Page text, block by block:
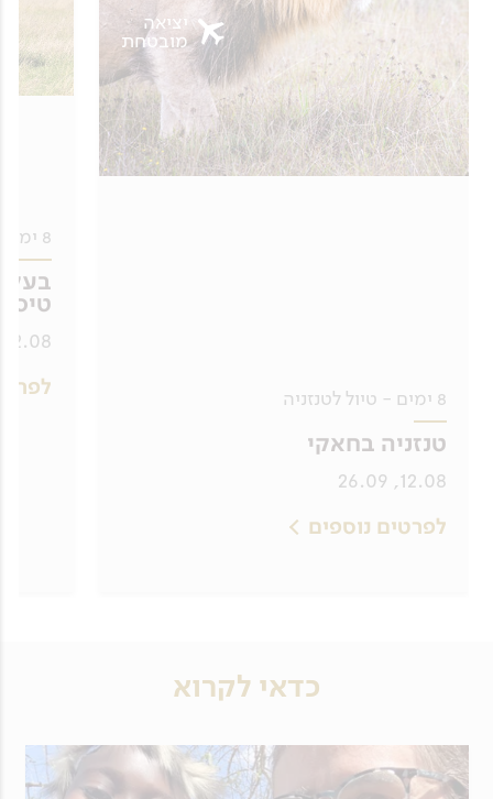
8 ימים - טיול לטנזניה
טנזניה בחאקי
12.08, 26.09
לפרטים נוספים
יציאה
מובטחת
8 ימים - טיול לטנזניה
12.08, 26.09
כדאי לקרוא